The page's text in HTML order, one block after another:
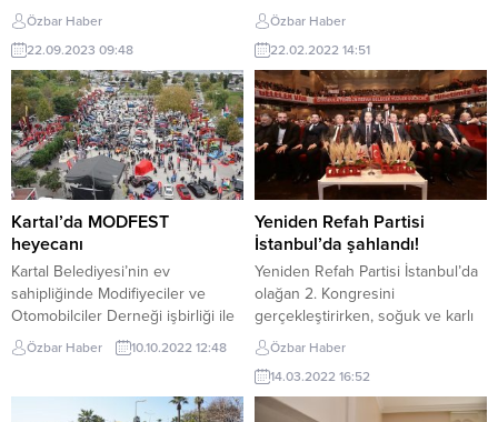
hafta sonu gerçekleştirildi. Son
şovunu gösteride 8 bin metre
yükseklikten atlayarak yapan Deli
Anlılar Paraşüt Takımı da
sancaklarını gençlere devretti.
Sivrihisar Havacılık Merkezi’nce
bu yıl 8.’si düzenlenen SGH
Airshow 2023 | Sivrihisar Hava
Gösterileri, geçtiğimiz hafta sonu
gerçekleştirildi. Profesyonellerin
şovlarıyla renklenen etkinlikte,...
Özbar Haber
22.09.2023 09:48
oranlarda doğalgaz yardımına 3
gün içerisinde 216 bin başvuru
yapıldı. Doğalgaz yardımlarından
4 milyon hanenin yararlanacağı
öngörülüyor.Doğalgaz yardımı
başvuruları e-Devlet üzerinden
yapılıyor ve başvuru ekranı tüm
vatandaşlara açık halde
bulunuyor. Başvuru şartları ise
madde...
Özbar Haber
22.02.2022 14:51
Kartal’da MODFEST
heyecanı
Kartal Belediyesi’nin ev
sahipliğinde Modifiyeciler ve
Otomobilciler Derneği işbirliği ile
gerçekleştirilen MODFEST 2022,
Kartal Meydanı’nda yapıldı.
kez Kartal’da buluştuğu
Özbar Haber 10.10.2022 12:48
Yeniden Refah Partisi
İstanbul’da şahlandı!
Yeniden Refah Partisi İstanbul’da
olağan 2. Kongresini
gerçekleştirirken, soğuk ve karlı
havaya rağmen toplanan
kalabalıkla adeta gövde gösterisi
yaptı Haliç Kongre Merkezini
hınca hınç dolduran Yeniden
Özbar Haber
14.03.2022 16:52